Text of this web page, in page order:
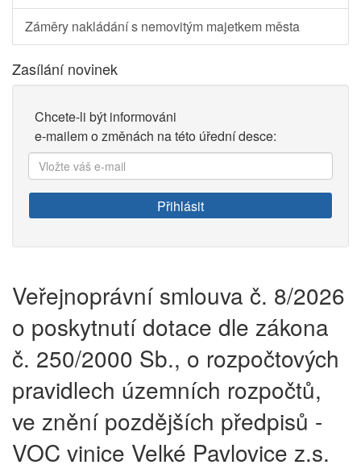
Záměry nakládání s nemovitým majetkem města
Zasílání novinek
Chcete-li být informováni
e-mailem o změnách na této úřední desce:
Vložte
váš
e-
mail:
Přihlásit
Veřejnoprávní smlouva č. 8/2026
o poskytnutí dotace dle zákona
č. 250/2000 Sb., o rozpočtových
pravidlech územních rozpočtů,
ve znění pozdějších předpisů -
VOC vinice Velké Pavlovice z.s.